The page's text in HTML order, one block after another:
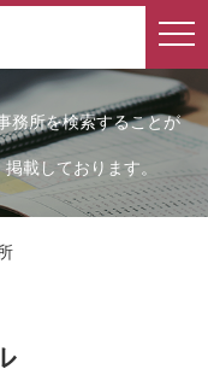
務所を検索することが
載しております。